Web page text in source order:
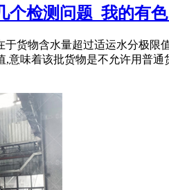
个检测问题_我的有
货物含水量超过适运水分极
意味着该批货物是不允许用普通